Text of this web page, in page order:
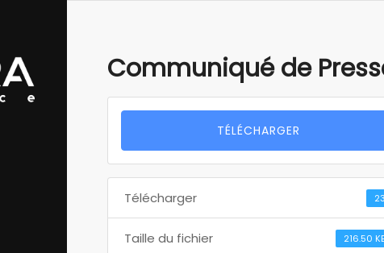
Communiqué de
TÉLÉCHARGER
Télécharger 23
Taille du fichier 216.50